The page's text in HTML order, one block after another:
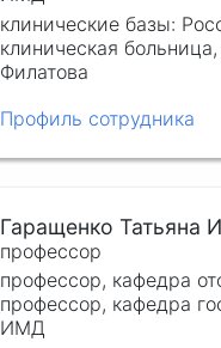
клинические базы:
клиническая
Филатова
Профиль сотрудника
Гаращенко Татьяна
профессор
профессор, кафедра
профессор, кафедра
ИМД